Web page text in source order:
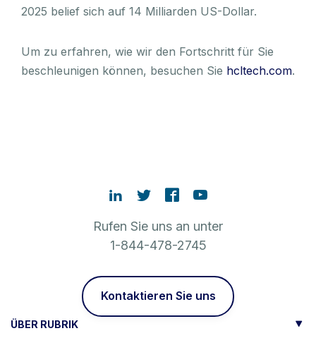
2025 belief sich auf 14 Milliarden US-Dollar.
Um zu erfahren, wie wir den Fortschritt für Sie
beschleunigen können, besuchen Sie hcltech.com.
Rufen Sie uns an unter
1-844-478-2745
Kontaktieren Sie uns
ÜBER RUBRIK